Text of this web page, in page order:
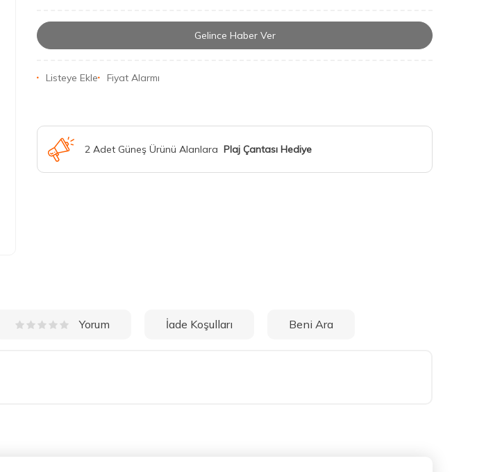
Gelince Haber Ver
Listeye Ekle Fiyat Alarmı
2 Adet Güneş Ürünü Alanlara Plaj Çantası Hediye
Yorum İade Koşulları Beni Ara